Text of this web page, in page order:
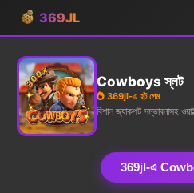
369JL
Cowboys স্লট
369jl-এ হট গেম
বিশাল জ্যাকপট সম্ভাবনাসহ
369jl-এ